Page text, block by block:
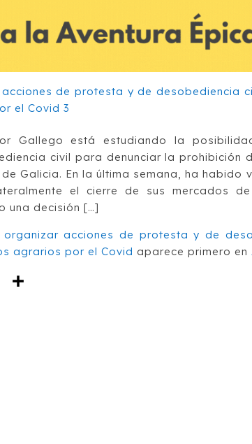
Gallego está estudiando la
civil para denunciar la prohibición
Galicia. En la última semana, ha habido
el cierre de sus mercados
una decisión […]
organizar acciones de protesta y de
agrarios por el Covid aparece primero en
Email